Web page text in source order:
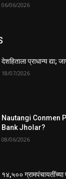
06/06/2026
देशहिताला प्राधान्य द्या;
18/07/2026
Nautangi Conmen
Bank Jholar?
08/06/2026
१४,५००